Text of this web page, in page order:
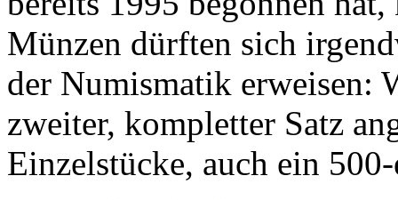
Münzen dürften sich
der Numismatik erweisen:
zweiter, kompletter Satz
Einzelstücke, auch ein